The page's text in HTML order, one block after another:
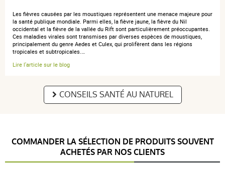
Les fièvres causées par les moustiques représentent une menace majeure pour
la santé publique mondiale. Parmi elles, la fièvre jaune, la fièvre du Nil
occidental et la fièvre de la vallée du Rift sont particulièrement préoccupantes.
Ces maladies virales sont transmises par diverses espèces de moustiques,
principalement du genre Aedes et Culex, qui prolifèrent dans les régions
tropicales et subtropicales.…
Lire l'article sur le blog
CONSEILS SANTÉ AU NATUREL
COMMANDER LA SÉLECTION DE PRODUITS SOUVENT
ACHETÉS PAR NOS CLIENTS